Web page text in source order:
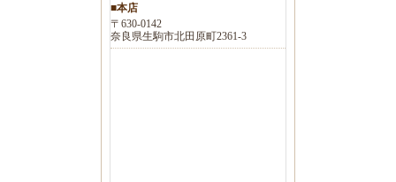
■本店
〒630-0142
奈良県生駒市北田原町2361-3